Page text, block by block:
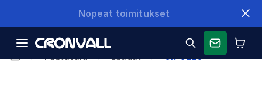
Nopeat toimitukset